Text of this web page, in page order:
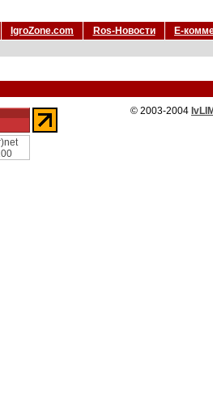
IgroZone.com Ros-Новости
Е-
© 2003-2004